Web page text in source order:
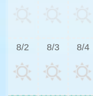
8/2 8/3 8/4